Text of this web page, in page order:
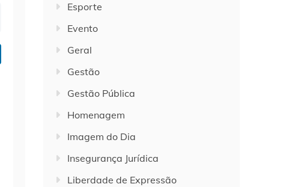
Esporte
Evento
Geral
Gestão
Gestão Pública
Homenagem
Imagem do Dia
Insegurança Jurídica
Liberdade de Expressão